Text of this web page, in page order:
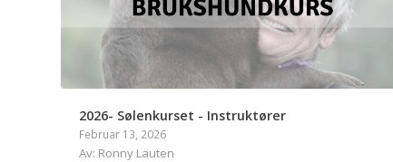
2026- Sølenkurset - Instruktører
Februar 13, 2026
Av: Ronny Lauten